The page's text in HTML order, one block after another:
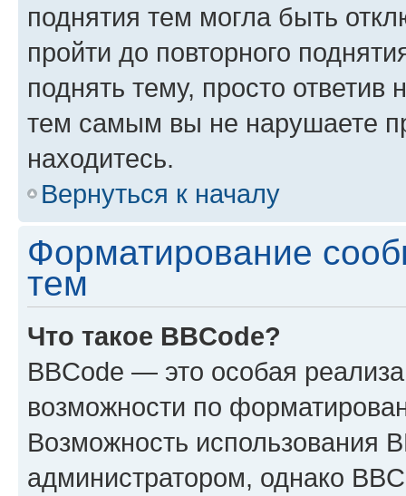
поднятия тем могла быть
пройти до повторного
поднять тему, просто ответив
тем самым вы не нарушаете
находитесь.
Вернуться к началу
Форматирование
тем
Что такое BBCode?
BBCode — это особая
возможности по
Возможность использования
администратором, однако